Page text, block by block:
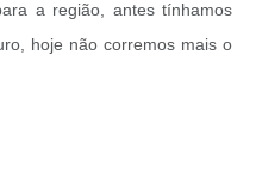
a região, antes tínhamos
hoje não corremos mais o